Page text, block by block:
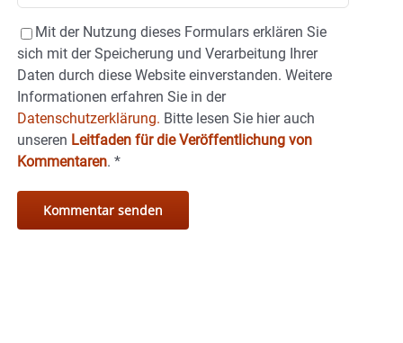
Mit der Nutzung dieses Formulars erklären Sie
sich mit der Speicherung und Verarbeitung Ihrer
Daten durch diese Website einverstanden. Weitere
Informationen erfahren Sie in der
Datenschutzerklärung. Bitte lesen Sie hier auch
unseren Leitfaden für die Veröffentlichung von
Kommentaren. *